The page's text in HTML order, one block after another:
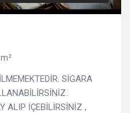
SİGARA
ALIP İÇEBİLİRSİNİZ ,